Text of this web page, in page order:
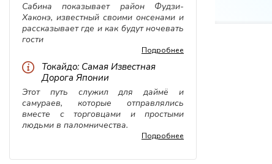
Сабина показывает район Фудзи-
Хаконэ, известный своими онсенами и
рассказывает где и как будут ночевать
гости
Подробнее
Токайдо: Самая Известная
Дорога Японии
Этот путь служил для даймё и
самураев, которые отправлялись
вместе с торговцами и простыми
людьми в паломничества.
Подробнее
WiFi